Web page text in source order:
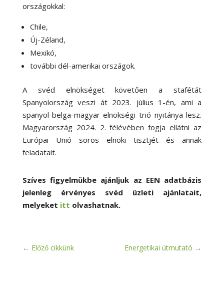
országokkal:
Chile,
Új-Zéland,
Mexikó,
további dél-amerikai országok.
A svéd elnökséget követően a stafétát
Spanyolország veszi át 2023. július 1-én, ami a
spanyol-belga-magyar elnökségi trió nyitánya lesz.
Magyarország 2024. 2. félévében fogja ellátni az
Európai Unió soros elnöki tisztjét és annak
feladatait.
Szíves figyelmükbe ajánljuk az EEN adatbázis
jelenleg érvényes svéd üzleti ajánlatait,
melyeket itt olvashatnak.
← Előző cikkünk Energetikai útmutató →